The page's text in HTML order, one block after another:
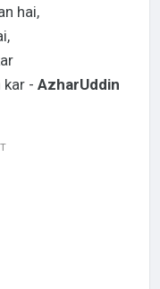
hai,
kar - AzharUddin